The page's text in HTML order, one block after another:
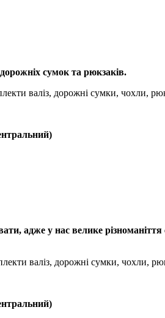
сумок та рюкзаків.
валіз, дорожні сумки, чохли,
адже у нас велике
валіз, дорожні сумки, чохли,